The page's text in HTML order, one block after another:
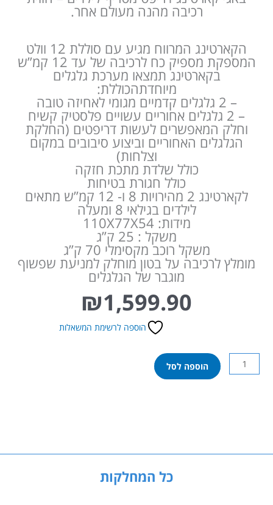
רכיבה מהנה מעולם אחר.
הקארטינג המרווח מגיע עם סוללת 12 וולט
המספקת מספיק כח לרכיבה של עד 12 קמ”ש
בקארטינג תמצאו מערכת גלגלים
מיוחדתהכוללת:
– 2 גלגלים קדמיים מגומי לאחיזה טובה
– 2 גלגלים אחוריים עשויים פלסטיק קשיח
וחלק המאפשרים לעשות דריפטים (החלקת
הגלגלים האחוריים וביצוע סיבובים במקום
וצלחות)
כולל שלדת מתכת חזקה
כולל חגורת בטיחות
לקארטינג 2 מהירויות 8 ו- 12 קמ”ש מתאים
לילדים בגילאי 8 ומעלה
מידות: 110X77X54
משקל : 25 ק”ג
משקל רוכב מקסימלי 70 ק”ג
מומלץ לרכיבה על בטון מוחלק למניעת שפשוף
מוגבר של הגלגלים
₪1,599.90
הוספה לרשימת המשאלות
כמות
של
12
הוספה לסל
כל המחלקות